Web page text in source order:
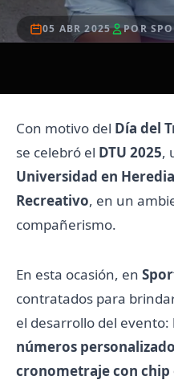
05 ABR 2025 POR
Con motivo del Día del
se celebró el DTU 2025,
Universidad en Heredia
Recreativo, en un
compañerismo.
En esta ocasión, en
contratados para
el desarrollo del evento:
números
cronometraje con chip